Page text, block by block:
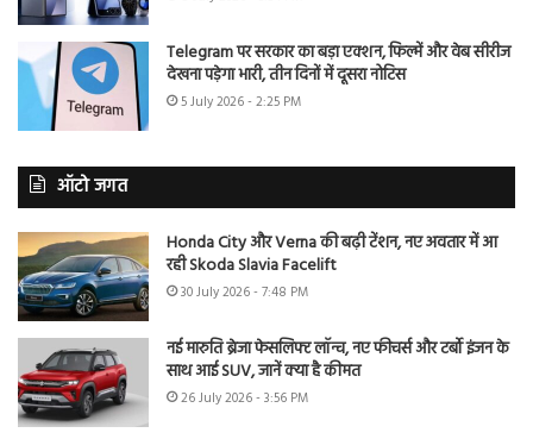
Telegram पर सरकार का बड़ा एक्शन, फिल्में और वेब सीरीज
देखना पड़ेगा भारी, तीन दिनों में दूसरा नोटिस
5 July 2026 - 2:25 PM
ऑटो जगत
Honda City और Verna की बढ़ी टेंशन, नए अवतार में आ
रही Skoda Slavia Facelift
30 July 2026 - 7:48 PM
नई मारुति ब्रेजा फेसलिफ्ट लॉन्च, नए फीचर्स और टर्बो इंजन के
साथ आई SUV, जानें क्या है कीमत
26 July 2026 - 3:56 PM